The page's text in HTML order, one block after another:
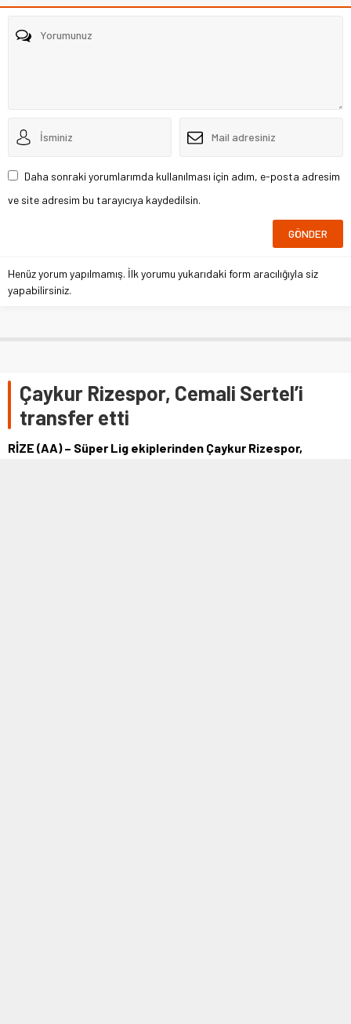
Daha sonraki yorumlarımda kullanılması için adım, e-posta adresim
ve site adresim bu tarayıcıya kaydedilsin.
Henüz yorum yapılmamış. İlk yorumu yukarıdaki form aracılığıyla siz
yapabilirsiniz.
Çaykur Rizespor, Cemali Sertel’i
transfer etti
RİZE (AA) – Süper Lig ekiplerinden Çaykur Rizespor,